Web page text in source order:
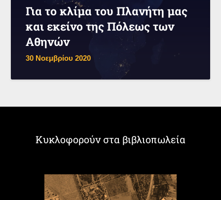
Για το κλίμα του Πλανήτη μας
και εκείνο της Πόλεως των
Αθηνών
30 Νοεμβρίου 2020
Κυκλοφορούν στα βιβλιοπωλεία